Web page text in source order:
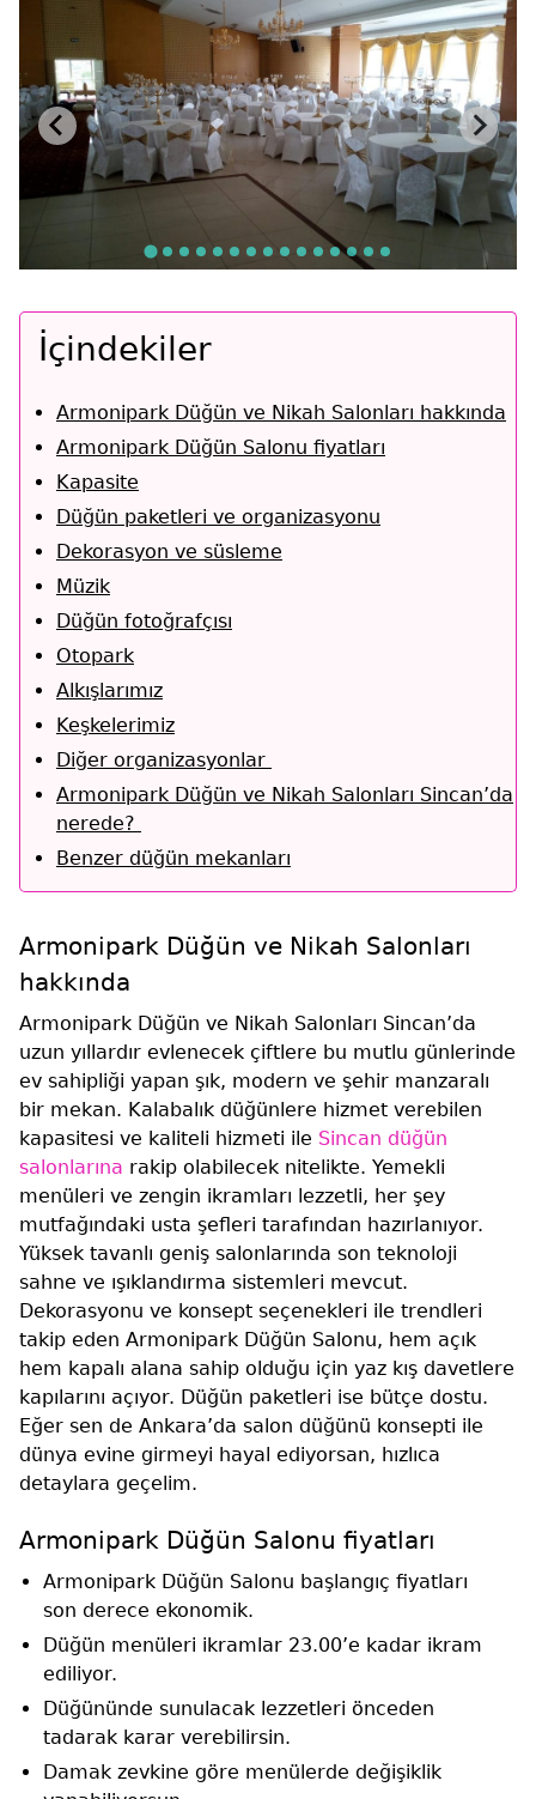
İçindekiler
Armonipark Düğün ve Nikah Salonları hakkında
Armonipark Düğün Salonu fiyatları
Kapasite
Düğün paketleri ve organizasyonu
Dekorasyon ve süsleme
Müzik
Düğün fotoğrafçısı
Otopark
Alkışlarımız
Keşkelerimiz
Diğer organizasyonlar
Armonipark Düğün ve Nikah Salonları Sincan’da
nerede?
Benzer düğün mekanları
Armonipark Düğün ve Nikah Salonları
hakkında
Armonipark Düğün ve Nikah Salonları Sincan’da
uzun yıllardır evlenecek çiftlere bu mutlu günlerinde
ev sahipliği yapan şık, modern ve şehir manzaralı
bir mekan. Kalabalık düğünlere hizmet verebilen
kapasitesi ve kaliteli hizmeti ile Sincan düğün
salonlarına rakip olabilecek nitelikte. Yemekli
menüleri ve zengin ikramları lezzetli, her şey
mutfağındaki usta şefleri tarafından hazırlanıyor.
Yüksek tavanlı geniş salonlarında son teknoloji
sahne ve ışıklandırma sistemleri mevcut.
Dekorasyonu ve konsept seçenekleri ile trendleri
takip eden Armonipark Düğün Salonu, hem açık
hem kapalı alana sahip olduğu için yaz kış davetlere
kapılarını açıyor. Düğün paketleri ise bütçe dostu.
Eğer sen de Ankara’da salon düğünü konsepti ile
dünya evine girmeyi hayal ediyorsan, hızlıca
detaylara geçelim.
Armonipark Düğün Salonu fiyatları
Armonipark Düğün Salonu başlangıç fiyatları
son derece ekonomik.
Düğün menüleri ikramlar 23.00’e kadar ikram
ediliyor.
Düğününde sunulacak lezzetleri önceden
tadarak karar verebilirsin.
Damak zevkine göre menülerde değişiklik